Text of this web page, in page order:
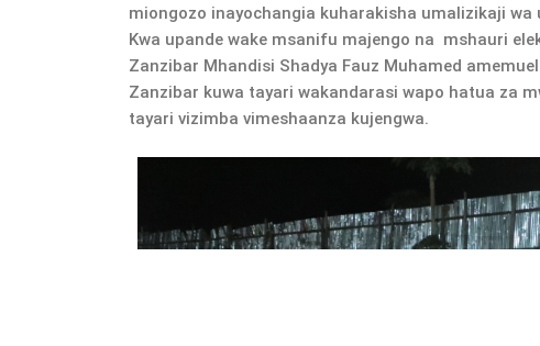
miongozo inayochangia kuharakisha umalizikaji wa
Kwa upande wake msanifu majengo na mshauri
Zanzibar Mhandisi Shadya Fauz Muhamed
Zanzibar kuwa tayari wakandarasi wapo hatua za
tayari vizimba vimeshaanza kujengwa.